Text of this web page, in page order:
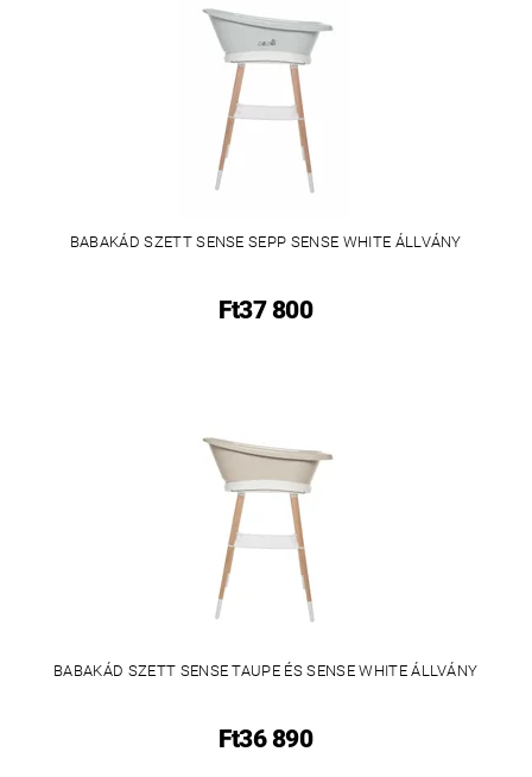
BABAKÁD SZETT SENSE SEPP SENSE WHITE ÁLLVÁNY
Ft37 800
BABAKÁD SZETT SENSE TAUPE ÉS SENSE WHITE ÁLLVÁNY
Ft36 890